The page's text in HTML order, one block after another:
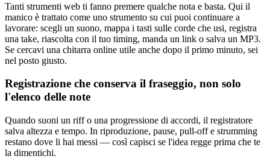
Tanti strumenti web ti fanno premere qualche nota e basta. Qui il
manico è trattato come uno strumento su cui puoi continuare a
lavorare: scegli un suono, mappa i tasti sulle corde che usi, registra
una take, riascolta con il tuo timing, manda un link o salva un MP3.
Se cercavi una chitarra online utile anche dopo il primo minuto, sei
nel posto giusto.
Registrazione che conserva il fraseggio, non solo
l'elenco delle note
Quando suoni un riff o una progressione di accordi, il registratore
salva altezza e tempo. In riproduzione, pause, pull-off e strumming
restano dove li hai messi — così capisci se l'idea regge prima che te
la dimentichi.